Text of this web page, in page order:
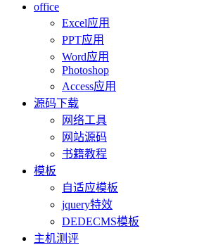
office
Excel应用
PPT应用
Word应用
Photoshop
Access应用
源码下载
网络工具
网站源码
书籍教程
模板
自适应模板
jquery特效
DEDECMS模板
主机测评